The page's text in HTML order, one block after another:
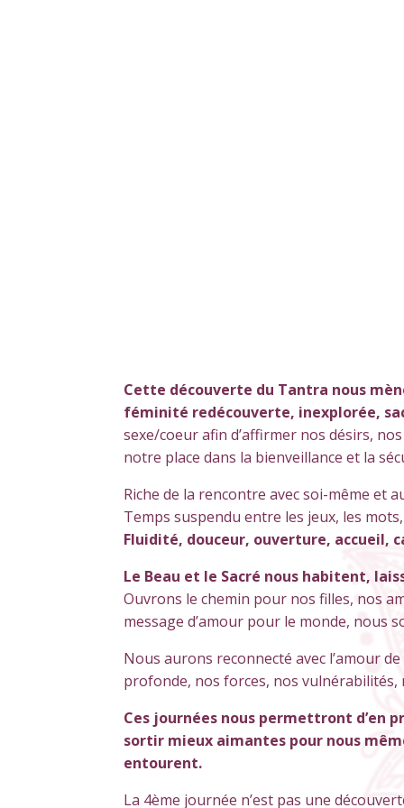
Cette découverte du Tantra nous
féminité redécouverte, inexplorée,
sexe/coeur afin d’affirmer nos désirs,
notre place dans la bienveillance et la
Riche de la rencontre avec soi-même et
Temps suspendu entre les jeux, les
Fluidité, douceur, ouverture, accueil,
Le Beau et le Sacré nous habitent,
Ouvrons le chemin pour nos filles, nos
message d’amour pour le monde, nous
Nous aurons reconnecté avec l’amour
profonde, nos forces, nos
Ces journées nous permettront d’en
sortir mieux aimantes pour nous
entourent.
La 4ème journée n’est pas une